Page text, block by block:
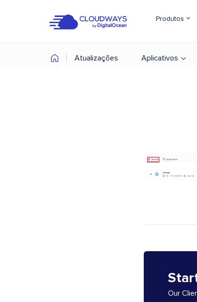
Produtos
Atualizações Aplicativos
Our